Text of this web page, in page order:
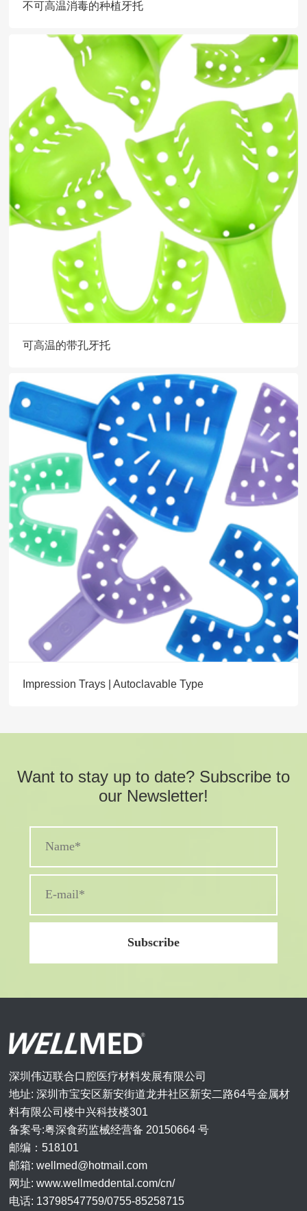
不可高温消毒的种植牙托
可高温的带孔牙托
Impression Trays | Autoclavable Type
Want to stay up to date? Subscribe to
our Newsletter!
深圳伟迈联合口腔医疗材料发展有限公司
地址: 深圳市宝安区新安街道龙井社区新安二路64号金属材
料有限公司楼中兴科技楼301
备案号:粤深食药监械经营备 20150664 号
邮编：518101
邮箱: wellmed@hotmail.com
网址: www.wellmeddental.com/cn/
电话: 13798547759/0755-85258715